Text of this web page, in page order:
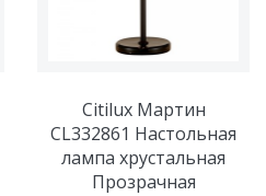
Citilux Мартин
CL332861 Настольная
лампа хрустальная
Прозрачная